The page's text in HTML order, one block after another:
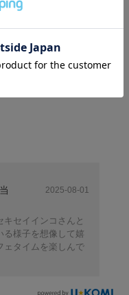
2025-08-01
セイインコさんと
る様子を想像して嬉
ェタイムを楽しんで